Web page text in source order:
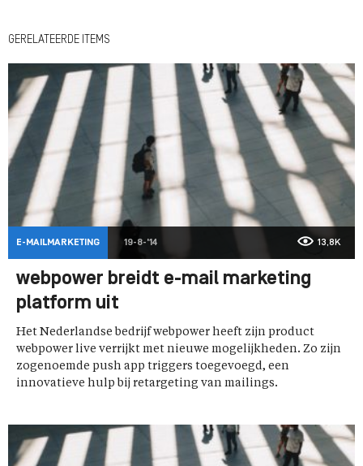
GERELATEERDE ITEMS
E-MAILMARKETING 19-8-'14 13,8K
webpower breidt e-mail marketing
platform uit
Het Nederlandse bedrijf webpower heeft zijn product
webpower live verrijkt met nieuwe mogelijkheden. Zo zijn
zogenoemde push app triggers toegevoegd, een
innovatieve hulp bij retargeting van mailings.